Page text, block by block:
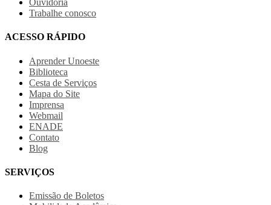
Ouvidoria
Trabalhe conosco
ACESSO RÁPIDO
Aprender Unoeste
Biblioteca
Cesta de Serviços
Mapa do Site
Imprensa
Webmail
ENADE
Contato
Blog
SERVIÇOS
Emissão de Boletos